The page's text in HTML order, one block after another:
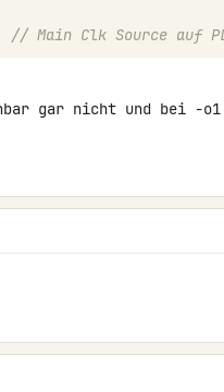
// Main Clk Source auf
gar nicht und bei -